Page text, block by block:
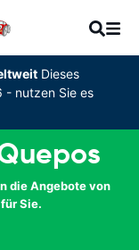
Dieses
- nutzen Sie es
die Angebote von
Sie.